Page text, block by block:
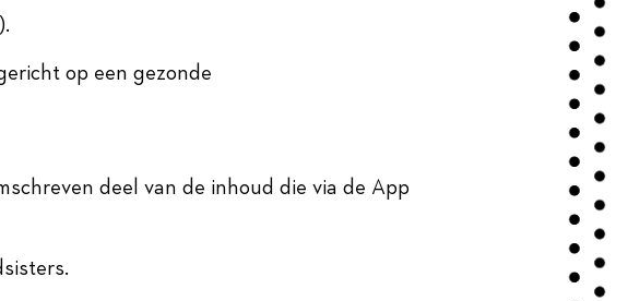
op een gezonde
deel van de inhoud die via de App